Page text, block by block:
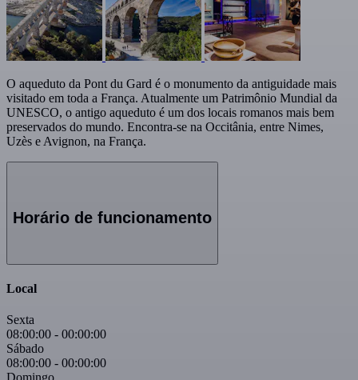
O aqueduto da Pont du Gard é o monumento da antiguidade mais
visitado em toda a França. Atualmente um Patrimônio Mundial da
UNESCO, o antigo aqueduto é um dos locais romanos mais bem
preservados do mundo. Encontra-se na Occitânia, entre Nimes,
Uzès e Avignon, na França.
Horário de funcionamento
Local
Sexta
08:00:00 - 00:00:00
Sábado
08:00:00 - 00:00:00